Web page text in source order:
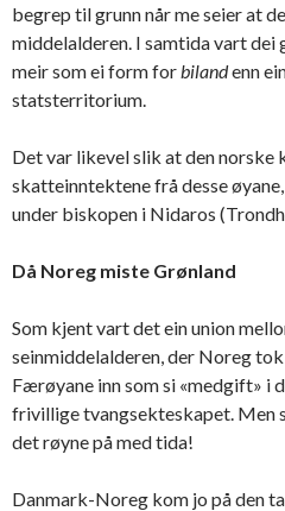
begrep til grunn når me seier at
middelalderen. I samtida vart dei
meir som ei form forbilandenn
statsterritorium.
Det var likevel slik at den norske
skatteinntektene frå desse
under biskopen i Nidaros
Då Noreg miste Grønland
Som kjent vart det ein union
seinmiddelalderen, der Noreg
Færøyane inn som si «medgift» i
frivillige tvangsekteskapet. Men
det røyne på med tida!
Danmark-Noreg kom jo på den